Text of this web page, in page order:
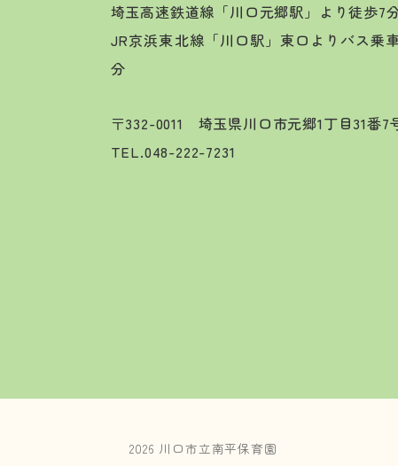
埼玉高速鉄道線「川口元郷駅」より徒歩7分
JR京浜東北線「川口駅」東口よりバス乗
分
〒332-0011 埼玉県川口市元郷1丁目31番7
TEL.048-222-7231
2026 川口市立南平保育園